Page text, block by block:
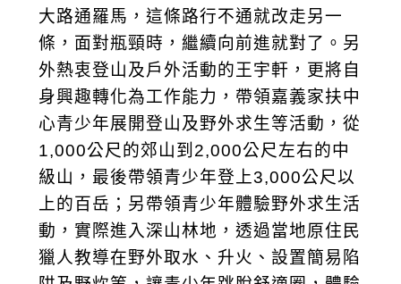
大路通羅馬，這條路行不通就改走另一
條，面對瓶頸時，繼續向前進就對了。另
外熱衷登山及戶外活動的王宇軒，更將自
身興趣轉化為工作能力，帶領嘉義家扶中
心青少年展開登山及野外求生等活動，從
1,000公尺的郊山到2,000公尺左右的中
級山，最後帶領青少年登上3,000公尺以
上的百岳；另帶領青少年體驗野外求生活
動，實際進入深山林地，透過當地原住民
獵人教導在野外取水、升火、設置簡易陷